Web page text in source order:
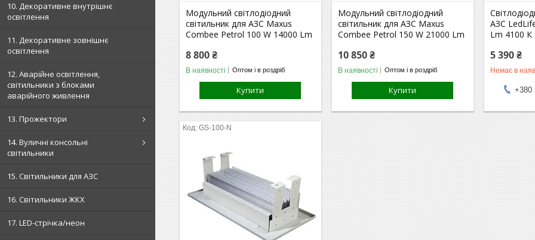
10. Декоративне внутрішнє
освітлення
11. Декоративне зовнішнє
освітлення
12. Аварійне освітлення,
світильники з блоками
аварійного живлення
13. Прожектори
14. Вуличні консольні
світильники
15. Світильники для АЗС
16. Світильники ЖКХ
17. LED-стрічка/неон
Модульний світлодіодний
світильник для АЗС Maxus
Combee Petrol 100 W 14000 Lm
8 800 ₴
В наявності Оптом і в роздріб
Купити
Модульний світлодіодний
світильник для АЗС Maxus
Combee Petrol 150 W 21000 Lm
10 850 ₴
В наявності Оптом і в роздріб
Купити
АЗС
Lm 4100 К
5 390 ₴
Немає в
+380
GS-100-N